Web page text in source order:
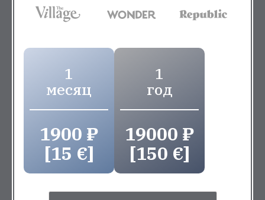
1
месяц
1900 ₽
[15 €]
1
год
19000 ₽
[150 €]